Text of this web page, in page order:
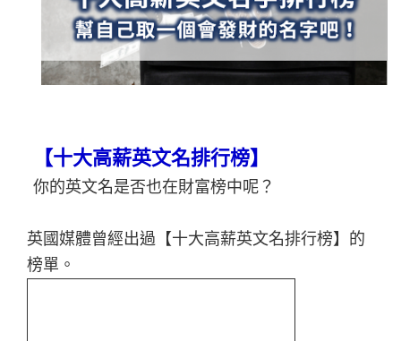
【十大高薪英文名排行榜】
你的英文名是否也在財富榜中呢？
英國媒體曾經出過【十大高薪英文名排行榜】的
榜單。